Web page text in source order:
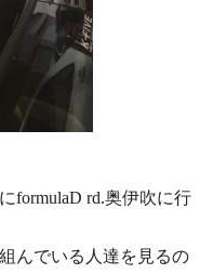
formulaD rd.奥伊吹に行
んでいる人達を見るの